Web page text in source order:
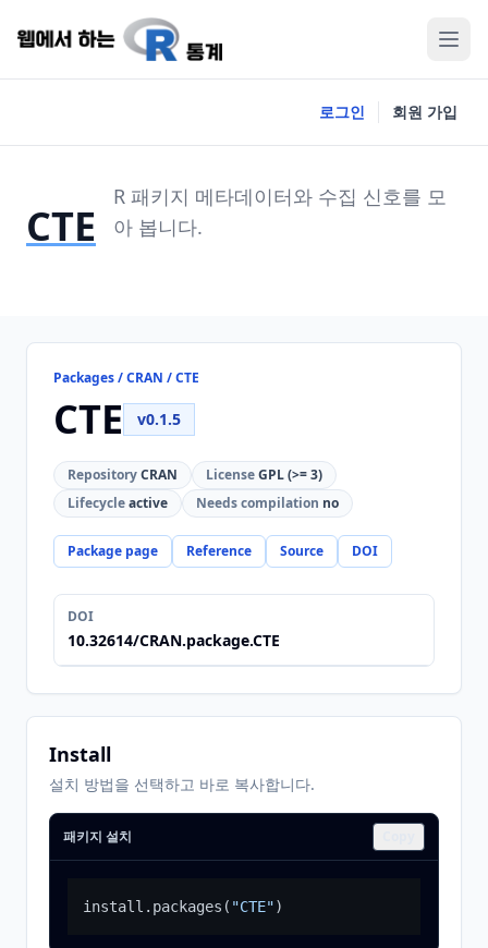
로그인 회원 가입
CTE
R 패키지 메타데이터와 수집 신호를 모
아 봅니다.
Packages / CRAN / CTE
CTE v0.1.5
RepositoryCRAN LicenseGPL (>= 3)
Lifecycleactive Needs compilation no
Package page Reference Source DOI
DOI
10.32614/CRAN.package.CTE
Install
설치 방법을 선택하고 바로 복사합니다.
패키지 설치
install.packages ( "CTE")